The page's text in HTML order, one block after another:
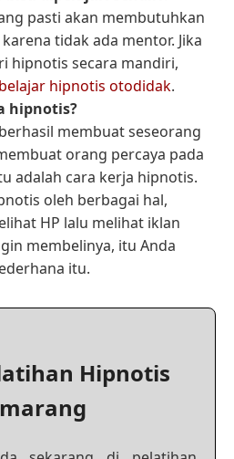
pasti akan membutuhkan
tidak ada mentor. Jika
hipnotis secara mandiri,
belajar hipnotis otodidak.
hipnotis?
membuat seseorang
orang percaya pada
adalah cara kerja hipnotis.
oleh berbagai hal,
HP lalu melihat iklan
membelinya, itu Anda
itu.
Hipnotis